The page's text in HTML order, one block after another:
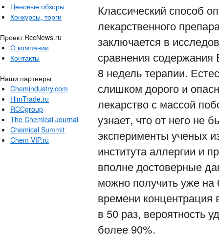
Ценовые обзоры
Конкурсы, торги
Проект RccNews.ru
О компании
Контакты
Наши партнеры
Chemindustry.com
HimTrade.ru
RCCgroup
The Chemical Journal
Chemical Summit
Chem-VIP.ru
Классический способ
лекарственного
заключается в
сравнения
8 недель терапии.
слишком дорого и
лекарство с массой
узнает, что от него не
эксперименты ученых
института аллергии и
вполне достоверные
можно получить уже на
времени концентрация
в 50 раз, вероятность
более 90%.